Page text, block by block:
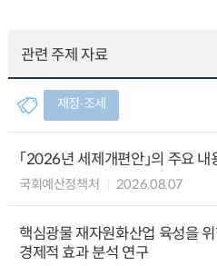
관련 주제 자료
재정∙조세
「2026년 세제개편안」의 주요 내
국회예산정책처 2026.08.07
핵심광물 재자원화산업 육성을
경제적 효과 분석 연구